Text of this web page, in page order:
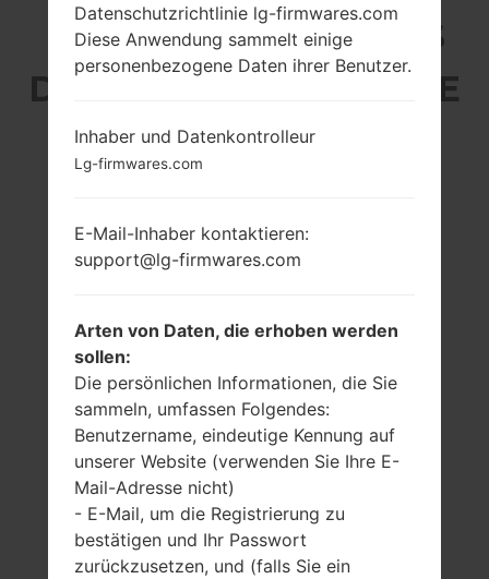
LG H871 (LGH871) AUS
DER LG G6 LTE-A-SERIE
5.7 in (~78.6%
Bildschirm zu
(~564 Dichte der
Pixel pro Zoll)
163 gramm (5.75
unzen)
nicht entfernbar
Li-Po 3300 mAh
2x2.35 GHz Kryo &
2x1.6 GHz Kryo,
Snapdragon 821
Datenschutzrichtlinie lg-firmwares.com
Diese Anwendung sammelt einige
personenbezogene Daten ihrer Benutzer.
Inhaber und Datenkontrolleur
Lg-firmwares.com
E-Mail-Inhaber kontaktieren:
support@lg-firmwares.com
Arten von Daten, die erhoben werden
sollen:
Die persönlichen Informationen, die Sie
sammeln, umfassen Folgendes:
Benutzername, eindeutige Kennung auf
unserer Website (verwenden Sie Ihre E-
Mail-Adresse nicht)
- E-Mail, um die Registrierung zu
bestätigen und Ihr Passwort
zurückzusetzen, und (falls Sie ein